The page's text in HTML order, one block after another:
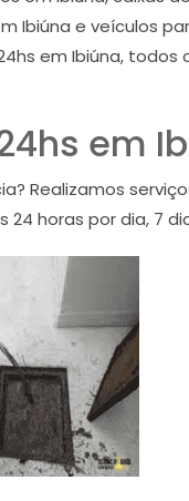
Ibiúna e veículos
em Ibiúna, todos
em
Realizamos
horas por dia, 7